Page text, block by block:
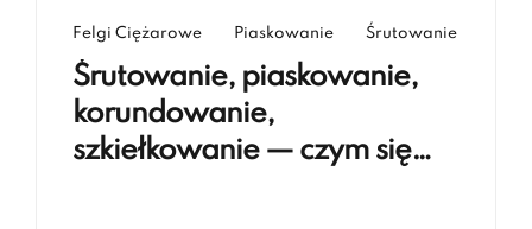
Felgi Ciężarowe Piaskowanie Śrutowanie
Śrutowanie, piaskowanie,
korundowanie,
szkiełkowanie — czym się